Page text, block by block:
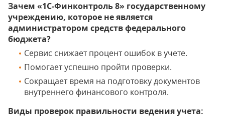
Зачем «1С-Финконтроль 8» государственному
учреждению, которое не является
администратором средств федерального
бюджета?
Сервис снижает процент ошибок в учете.
Помогает успешно пройти проверки.
Сокращает время на подготовку документов
внутреннего финансового контроля.
Виды проверок правильности ведения учета: